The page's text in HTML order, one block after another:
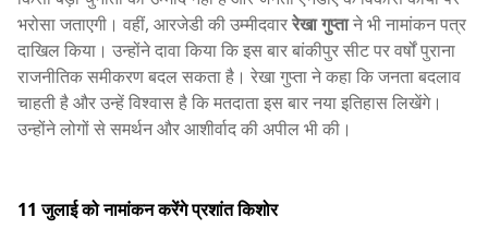
भरोसा जताएगी। वहीं, आरजेडी की उम्मीदवाररेखा गुप्ताने भी नामांकन पत्र
दाखिल किया। उन्होंने दावा किया कि इस बार बांकीपुर सीट पर वर्षों पुराना
राजनीतिक समीकरण बदल सकता है। रेखा गुप्ता ने कहा कि जनता बदलाव
चाहती है और उन्हें विश्वास है कि मतदाता इस बार नया इतिहास लिखेंगे।
उन्होंने लोगों से समर्थन और आशीर्वाद की अपील भी की।
11 जुलाई को नामांकन करेंगे प्रशांत किशोर